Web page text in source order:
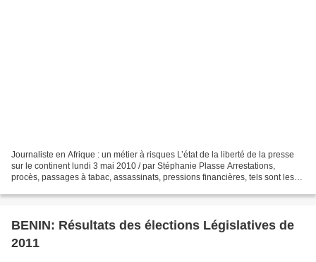
Journaliste en Afrique : un métier à risques L’état de la liberté de la presse
sur le continent lundi 3 mai 2010 / par Stéphanie Plasse Arrestations,
procès, passages à tabac, assassinats, pressions financières, tels sont les
BENIN: Résultats des élections Législatives de
2011